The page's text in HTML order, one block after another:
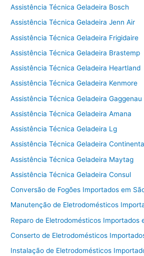
Assistência Técnica Geladeira Bosch
Assistência Técnica Geladeira Jenn Air
Assistência Técnica Geladeira Frigidaire
Assistência Técnica Geladeira Brastemp
Assistência Técnica Geladeira Heartland
Assistência Técnica Geladeira Kenmore
Assistência Técnica Geladeira Gaggenau
Assistência Técnica Geladeira Amana
Assistência Técnica Geladeira Lg
Assistência Técnica Geladeira
Assistência Técnica Geladeira Maytag
Assistência Técnica Geladeira Consul
Conversão de Fogões Importados em
Manutenção de Eletrodomésticos
Reparo de Eletrodomésticos Importados
Conserto de Eletrodomésticos
Instalação de Eletrodomésticos